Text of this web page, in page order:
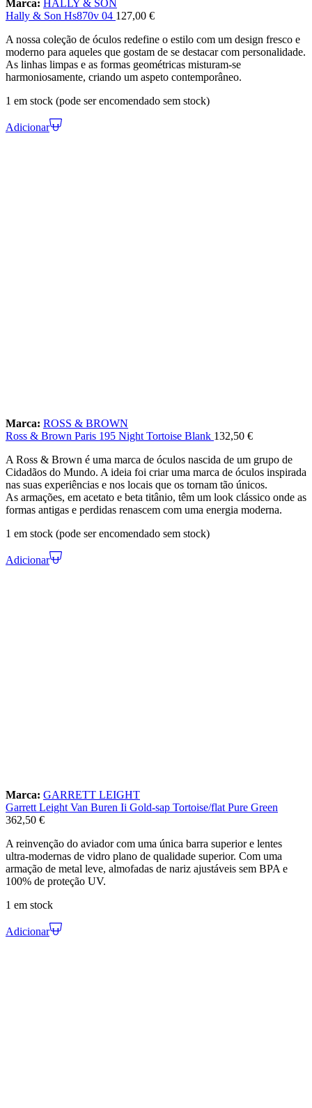
Marca: HALLY & SON
Hally & Son Hs870v 04 127,00 €
A nossa coleção de óculos redefine o estilo com um design fresco e
moderno para aqueles que gostam de se destacar com personalidade.
As linhas limpas e as formas geométricas misturam-se
harmoniosamente, criando um aspeto contemporâneo.
1 em stock (pode ser encomendado sem stock)
Adicionar
Marca: ROSS & BROWN
Ross & Brown Paris 195 Night Tortoise Blank 132,50 €
A Ross & Brown é uma marca de óculos nascida de um grupo de
Cidadãos do Mundo. A ideia foi criar uma marca de óculos inspirada
nas suas experiências e nos locais que os tornam tão únicos.
As armações, em acetato e beta titânio, têm um look clássico onde as
formas antigas e perdidas renascem com uma energia moderna.
1 em stock (pode ser encomendado sem stock)
Adicionar
Marca: GARRETT LEIGHT
Garrett Leight Van Buren Ii Gold-sap Tortoise/flat Pure Green
362,50 €
A reinvenção do aviador com uma única barra superior e lentes
ultra-modernas de vidro plano de qualidade superior. Com uma
armação de metal leve, almofadas de nariz ajustáveis sem BPA e
100% de proteção UV.
1 em stock
Adicionar